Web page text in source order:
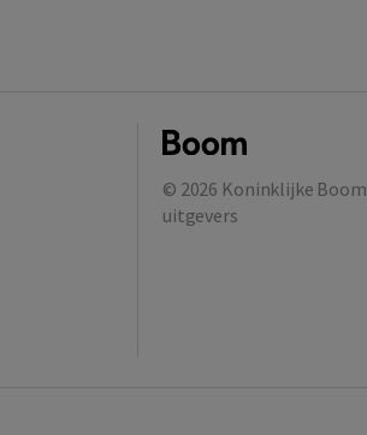
© 2026 Koninklijke Boom
uitgevers